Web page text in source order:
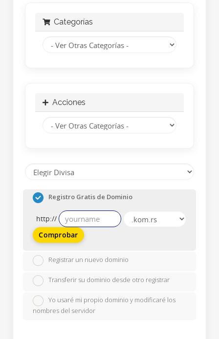
Categorías
Acciones
Registro Gratis de Dominio
http://
Comprobar
Registrar un nuevo dominio
Transferir su dominio desde otro registrar
Yo usaré mi propio dominio y modificaré los
nombres del servidor